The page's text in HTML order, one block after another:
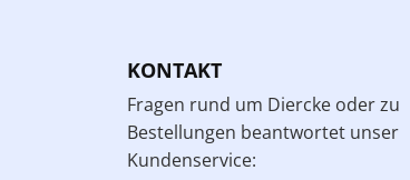
KONTAKT
Fragen rund um Diercke oder zu
Bestellungen beantwortet unser
Kundenservice: